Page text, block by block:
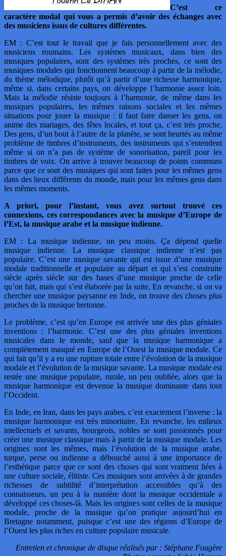
C’est ce
caractère modal qui vous a permis d’avoir des échanges avec
des musiciens issus de cultures différentes.
EM : C’est tout le travail que je fais personnellement avec des
musiciens roumains. Les systèmes musicaux, dans bien des
musiques populaires, sont des systèmes très proches, ce sont des
musiques modales qui fonctionnent beaucoup à partir de la mélodie,
du thème mélodique, plutôt qu’à partir d’une richesse harmonique,
même si, dans certains pays, on développe l’harmonie assez loin.
Mais la mélodie résiste toujours à l’harmonie, de même dans les
musiques populaires, les mêmes raisons sociales et les mêmes
situations pour jouer la musique : il faut faire danser les gens, on
anime des mariages, des fêtes locales, et tout ça, c’est très proche.
Des gens, d’un bout à l’autre de la planète, se sont heurtés au même
problème de timbres d’instruments, des instruments qui s’entendent
même si on n’a pas de système de sonorisation, pareil pour les
timbres de voix. On arrive à trouver beaucoup de points communs
parce que ce sont des musiques qui sont faites pour les mêmes gens
dans des lieux différents du monde, mais pour les mêmes gens dans
les mêmes moments.
A priori, pour l’instant, vous avez surtout trouvé ces
connexions, ces correspondances avec la musique d’Europe de
l’Est, la musique arabe et la musique indienne.
EM : La musique indienne, un peu moins. Ça dépend quelle
musique indienne. La musique classique indienne n’est pas
populaire. C’est une musique savante qui est issue d’une musique
modale traditionnelle et populaire au départ et qui s’est construite
siècle après siècle sur des bases d’une musique proche de celle
qu’on fait, mais qui s’est élaborée par la suite. En revanche, si on va
chercher une musique paysanne en Inde, on trouve des choses plus
proches de la musique bretonne.
Le problème, c’est qu’en Europe est arrivée une des plus géniales
inventions : l’harmonie. C’est une des plus géniales inventions
musicales dans le monde, sauf que la musique harmonique a
complètement masqué en Europe de l’Ouest la musique modale. Ce
qui fait qu’il y a eu une rupture totale entre l’évolution de la musique
modale et l’évolution de la musique savante. La musique modale est
restée une musique populaire, rurale, un peu oubliée, alors que la
musique harmonique est devenue la musique dominante dans tout
l’Occident.
En Inde, en Iran, dans les pays arabes, c’est exactement l’inverse : la
musique harmonique est très minoritaire. En revanche, les milieux
intellectuels et savants, bourgeois, nobles se sont passionnés pour
créer une musique classique mais à partir de la musique modale. Les
origines sont les mêmes, mais l’évolution de la musique arabe,
turque, perse ou indienne a débouché aussi à une importance de
l’esthétique parce que ce sont des choses qui sont vraiment liées à
une culture sociale, élitiste. Ces musiques sont arrivées à de grandes
richesses de subtilité d’interprétation accessibles qu’à des
connaisseurs, un peu à la manière dont la musique occidentale a
développé ces choses-là. Mais les origines sont celles de la musique
modale, proche de la musique qu’on pratique aujourd’hui en
Bretagne notamment, puisque c’est une des régions d’Europe de
l’Ouest les plus riches en culture populaire musicale.
Entretien et chronique de disque réalisés par : Stéphane Fougère